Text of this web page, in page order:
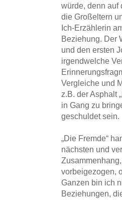
würde, denn auf
die Großeltern
Ich-Erzählerin
Beziehung. Der
und den ersten
irgendwelche
Vergleiche und
z.B. der Asphalt
in Gang zu
geschuldet sein.
„Die Fremde“
nächsten und
vorbeigezogen,
Ganzen bin ich
Beziehungen,